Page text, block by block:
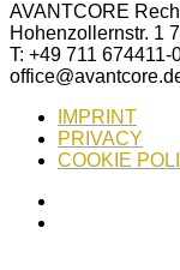
AVANTCORE
Hohenzollernstr. 1
T: +49 711 674411-
IMPRINT
PRIVACY
COOKIE